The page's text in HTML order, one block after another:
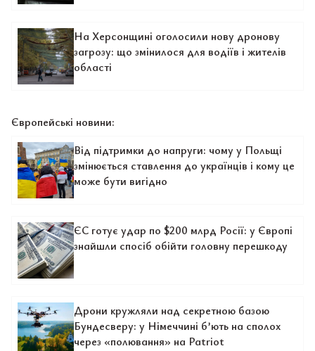
На Херсонщині оголосили нову дронову
загрозу: що змінилося для водіїв і жителів
області
Європейські новини:
Від підтримки до напруги: чому у Польщі
змінюється ставлення до українців і кому це
може бути вигідно
ЄС готує удар по $200 млрд Росії: у Європі
знайшли спосіб обійти головну перешкоду
Дрони кружляли над секретною базою
Бундесверу: у Німеччині б’ють на сполох
через «полювання» на Patriot